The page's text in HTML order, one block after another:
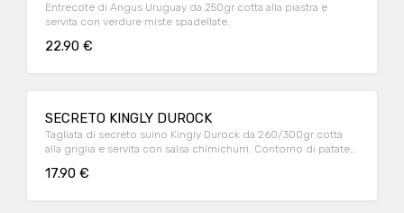
Entrecote di Angus Uruguay da 250gr cotta alla piastra e
servita con verdure miste spadellate.
22.90 €
SECRETO KINGLY DUROCK
Tagliata di secreto suino Kingly Durock da 260/300gr cotta
alla griglia e servita con salsa chimichurri. Contorno di patate
17.90 €